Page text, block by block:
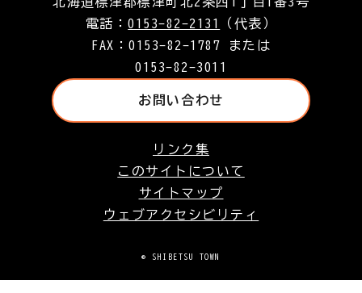
電話：0153-82-2131
（代表）
FAX：0153-82-1787 または
0153-82-3011
お問い合わせ
リンク集
このサイトについて
サイトマップ
ウェブアクセシビリティ
© SHIBETSU TOWN